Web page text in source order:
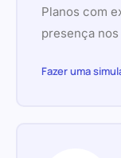
Planos com
presença
Fazer uma